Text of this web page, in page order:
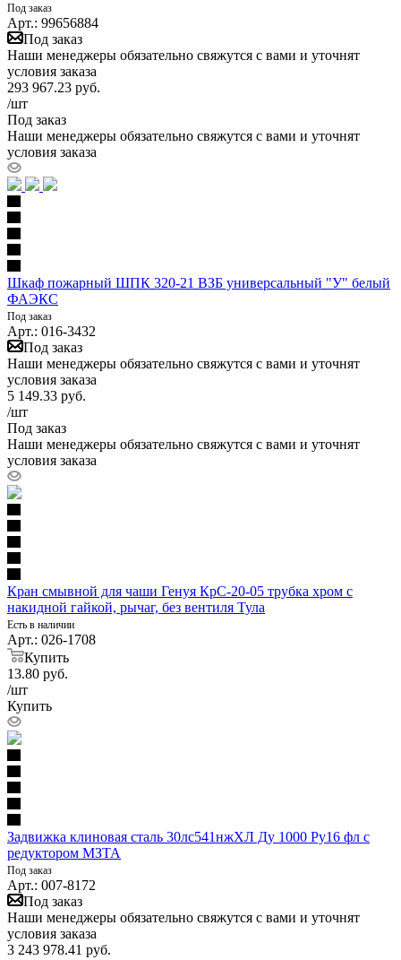
Под заказ
Арт.: 99656884
Под заказ
Наши менеджеры обязательно свяжутся с вами и уточнят
условия заказа
293 967.23 руб.
/шт
Под заказ
Наши менеджеры обязательно свяжутся с вами и уточнят
условия заказа
Шкаф пожарный ШПК 320-21 ВЗБ универсальный "У" белый
ФАЭКС
Под заказ
Арт.: 016-3432
Под заказ
Наши менеджеры обязательно свяжутся с вами и уточнят
условия заказа
5 149.33 руб.
/шт
Под заказ
Наши менеджеры обязательно свяжутся с вами и уточнят
условия заказа
Кран смывной для чаши Генуя КрС-20-05 трубка хром с
накидной гайкой, рычаг, без вентиля Тула
Есть в наличии
Арт.: 026-1708
Купить
13.80 руб.
/шт
Купить
Задвижка клиновая сталь 30лс541нжХЛ Ду 1000 Ру16 фл с
редуктором МЗТА
Под заказ
Арт.: 007-8172
Под заказ
Наши менеджеры обязательно свяжутся с вами и уточнят
условия заказа
3 243 978.41 руб.